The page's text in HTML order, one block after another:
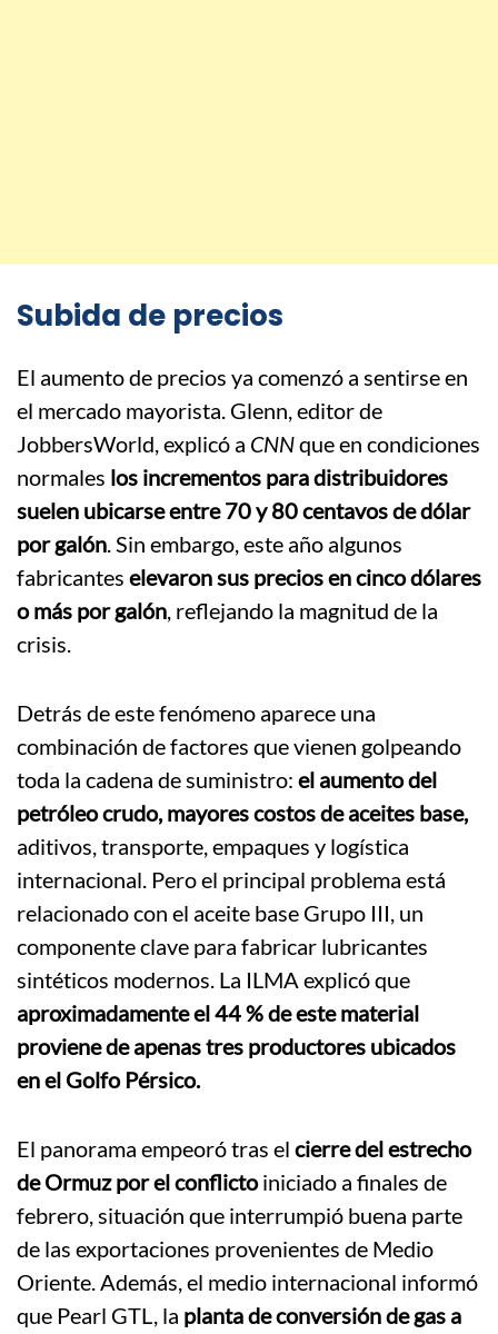
Subida de precios
El aumento de precios ya comenzó a sentirse en
el mercado mayorista. Glenn, editor de
JobbersWorld, explicó a CNNque en condiciones
normales los incrementos para distribuidores
suelen ubicarse entre 70 y 80 centavos de dólar
por galón. Sin embargo, este año algunos
fabricantes elevaron sus precios en cinco dólares
o más por galón, reflejando la magnitud de la
crisis.
Detrás de este fenómeno aparece una
combinación de factores que vienen golpeando
toda la cadena de suministro: el aumento del
petróleo crudo, mayores costos de aceites base,
aditivos, transporte, empaques y logística
internacional. Pero el principal problema está
relacionado con el aceite base Grupo III, un
componente clave para fabricar lubricantes
sintéticos modernos. La ILMA explicó que
aproximadamente el 44 % de este material
proviene de apenas tres productores ubicados
en el Golfo Pérsico.
El panorama empeoró tras el cierre del estrecho
de Ormuz por el conflictoiniciado a finales de
febrero, situación que interrumpió buena parte
de las exportaciones provenientes de Medio
Oriente. Además, el medio internacional informó
que Pearl GTL, la planta de conversión de gas a